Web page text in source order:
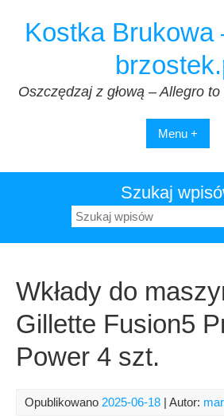
treściKostka Brukowa
Oszczędzaj z głową – Allegro
Menu +
Szukaj
Szukaj:
Wkłady do
Gillette Fusion5
Power 4 szt.
Opublikowano 2025-06-18 | Autor: